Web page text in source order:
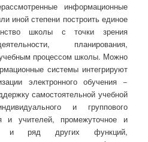
информационные
иной степени построить единое
школы с точки зрения
планирования,
процессом школы. Можно
системы интегрируют
электронного обучения −
самостоятельной учебной
и группового
и учителей, промежуточное и
и ряд других функций,